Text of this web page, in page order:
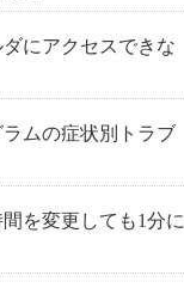
ダにアクセスできな
ラムの症状別トラブ
を変更しても1分に